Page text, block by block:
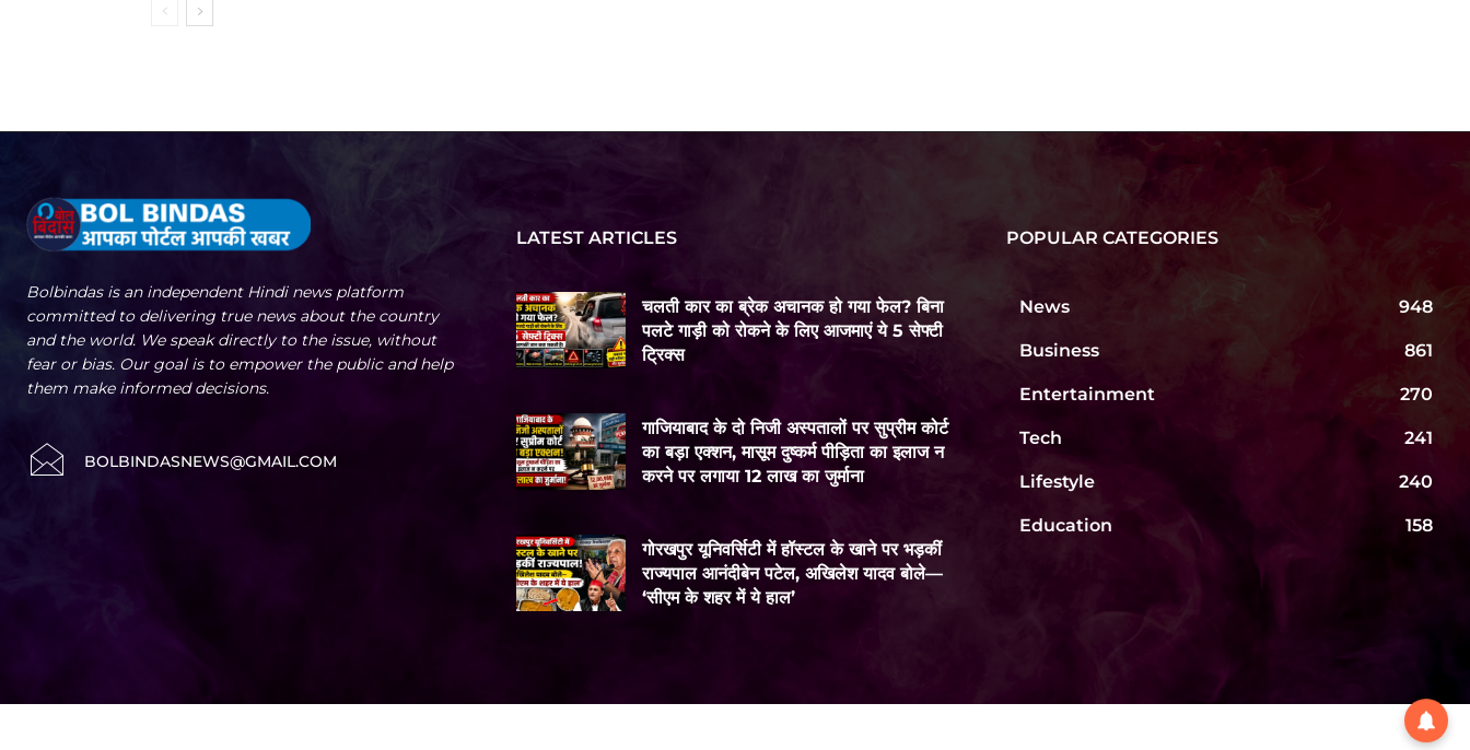
Bolbindas is an independent Hindi news platform
committed to delivering true news about the country
and the world. We speak directly to the issue, without
fear or bias. Our goal is to empower the public and help
them make informed decisions.
BOLBINDASNEWS@GMAIL.COM
LATEST ARTICLES
चलती कार का ब्रेक अचानक हो गया फेल? बिना
पलटे गाड़ी को रोकने के लिए आजमाएं ये 5 सेफ्टी
ट्रिक्स
गाजियाबाद के दो निजी अस्पतालों पर सुप्रीम कोर्ट
का बड़ा एक्शन, मासूम दुष्कर्म पीड़िता का इलाज न
करने पर लगाया 12 लाख का जुर्माना
गोरखपुर यूनिवर्सिटी में हॉस्टल के खाने पर भड़कीं
राज्यपाल आनंदीबेन पटेल, अखिलेश यादव बोले—
‘सीएम के शहर में ये हाल’
POPULAR CATEGORIES
News 948
Business 861
Entertainment 270
Tech 241
Lifestyle 240
Education 158